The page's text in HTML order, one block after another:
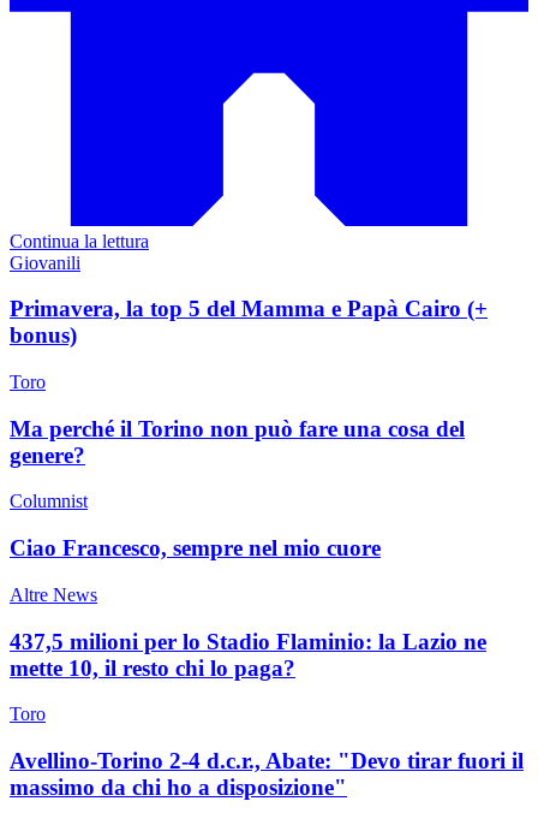
Continua la lettura
Giovanili
Primavera, la top 5 del Mamma e Papà Cairo (+
bonus)
Toro
Ma perché il Torino non può fare una cosa del
genere?
Columnist
Ciao Francesco, sempre nel mio cuore
Altre News
437,5 milioni per lo Stadio Flaminio: la Lazio ne
mette 10, il resto chi lo paga?
Toro
Avellino-Torino 2-4 d.c.r., Abate: "Devo tirar fuori il
massimo da chi ho a disposizione"